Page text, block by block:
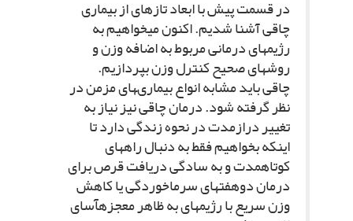
در قسمت پیش با ابعاد تازه‏اى از بیمارى
چاقى آشنا شدیم. اکنون مى‏خواهیم به
رژیم‏هاى درمانى مربوط به اضافه وزن و
روش‏هاى صحیح کنترل وزن بپردازیم.
چاقى باید مشابه انواع بیمارى‏هاى مزمن در
نظر گرفته شود. درمان چاقى نیز نیاز به
تغییر درازمدت در نحوه زندگى دارد تا
اینکه بخواهیم فقط به دنبال راههاى
کوتاه‏مدت و به سادگى دریافت قرص براى
درمان دوهفته‏اى سرماخوردگى یا کاهش
وزن سریع با رژیم‏هاى به ظاهر معجزه‏آساى